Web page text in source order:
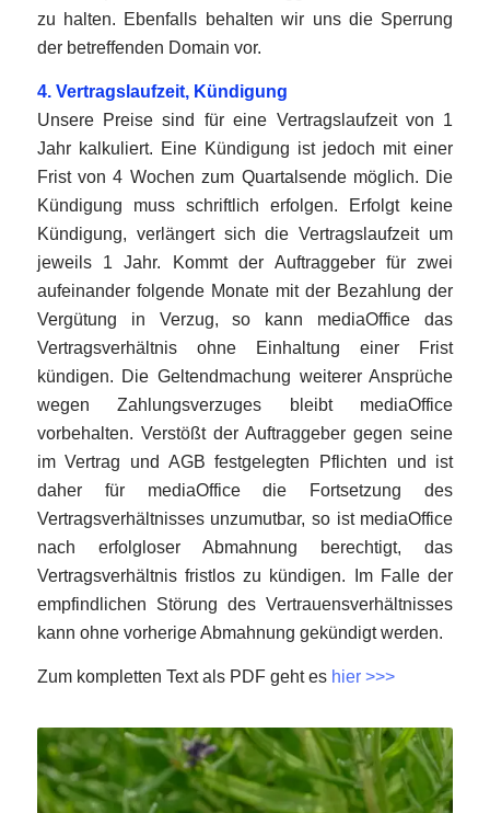
zu halten. Ebenfalls behalten wir uns die Sperrung
der betreffenden Domain vor.
4. Vertragslaufzeit, Kündigung
Unsere Preise sind für eine Vertragslaufzeit von 1
Jahr kalkuliert. Eine Kündigung ist jedoch mit einer
Frist von 4 Wochen zum Quartalsende möglich. Die
Kündigung muss schriftlich erfolgen. Erfolgt keine
Kündigung, verlängert sich die Vertragslaufzeit um
jeweils 1 Jahr. Kommt der Auftraggeber für zwei
aufeinander folgende Monate mit der Bezahlung der
Vergütung in Verzug, so kann mediaOffice das
Vertragsverhältnis ohne Einhaltung einer Frist
kündigen. Die Geltendmachung weiterer Ansprüche
wegen Zahlungsverzuges bleibt mediaOffice
vorbehalten. Verstößt der Auftraggeber gegen seine
im Vertrag und AGB festgelegten Pflichten und ist
daher für mediaOffice die Fortsetzung des
Vertragsverhältnisses unzumutbar, so ist mediaOffice
nach erfolgloser Abmahnung berechtigt, das
Vertragsverhältnis fristlos zu kündigen. Im Falle der
empfindlichen Störung des Vertrauensverhältnisses
kann ohne vorherige Abmahnung gekündigt werden.
Zum kompletten Text als PDF geht es hier >>>